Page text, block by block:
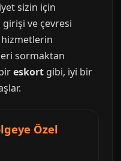
sizin için
ve çevresi
hizmetlerin
sormaktan
eskort gibi, iyi bir
Özel